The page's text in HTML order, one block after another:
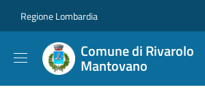
Regione Lombardia
Comune di Rivarolo
Mantovano